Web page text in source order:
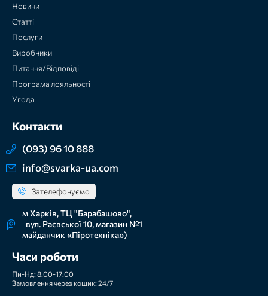
Новини
Статті
Послуги
Виробники
Питання/Відповіді
Програма лояльності
Угода
Контакти
(093) 96 10 888
info@svarka-ua.com
Зателефонуємо
м Харків, ТЦ "Барабашово",
вул. Раєвської 10, магазин №1
майданчик «Піротехніка»)
Часи роботи
Пн-Нд: 8.00-17.00
Замовлення через кошик: 24/7